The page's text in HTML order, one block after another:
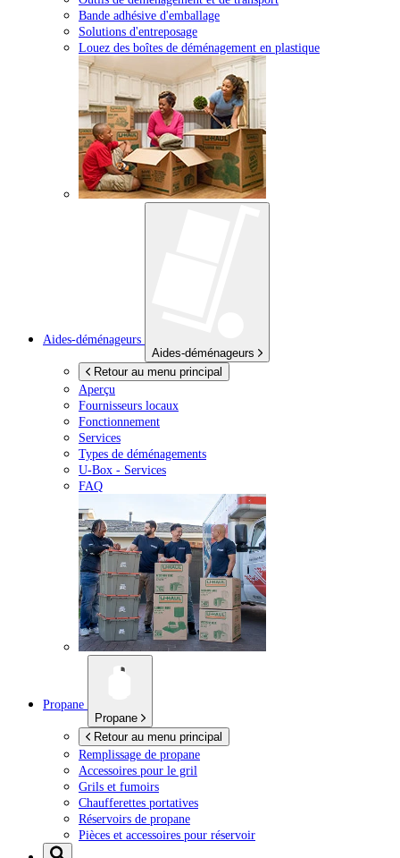
Bande adhésive d'emballage
Solutions d'entreposage
Louez des boîtes de déménagement en plastique
Aides-déménageurs
Aides-déménageurs
Retour au menu principal
Aperçu
Fournisseurs locaux
Fonctionnement
Services
Types de déménagements
U-Box - Services
FAQ
Propane
Propane
Retour au menu principal
Remplissage de propane
Accessoires pour le gril
Grils et fumoirs
Chaufferettes portatives
Réservoirs de propane
Pièces et accessoires pour réservoir